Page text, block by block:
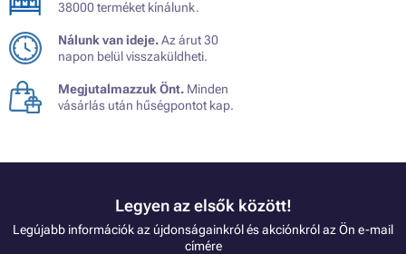
38000 terméket kínálunk.
Nálunk van ideje.Az árut 30
napon belül visszaküldheti.
Megjutalmazzuk Önt. Minden
vásárlás után hűségpontot kap.
Legyen az elsők között!
Legújabb információk az újdonságainkról és akciónkról az Ön e-mail
címére